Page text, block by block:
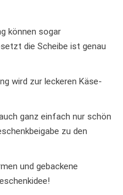
können sogar
die Scheibe ist genau
wird zur leckeren Käse-
ganz einfach nur schön
zu den
und gebackene